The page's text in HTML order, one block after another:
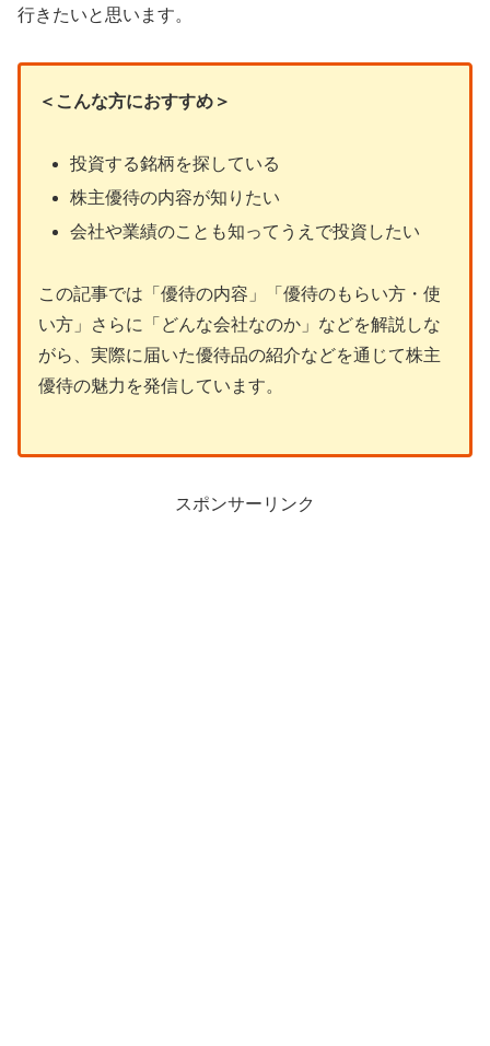
行きたいと思います。
＜こんな方におすすめ＞
投資する銘柄を探している
株主優待の内容が知りたい
会社や業績のことも知ってうえで投資したい
この記事では「優待の内容」「優待のもらい方・使
い方」さらに「どんな会社なのか」などを解説しな
がら、実際に届いた優待品の紹介などを通じて株主
優待の魅力を発信しています。
スポンサーリンク